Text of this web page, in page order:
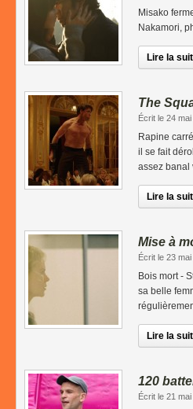
Misako
Nakamori,
Lire la
The
Écrit le 24
Rapine
il se fait
assez banal
Lire la
Mise à
Écrit le 23
Bois mort -
sa belle
Lire la
120
Écrit le 21